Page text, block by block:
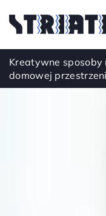
Zdrowotne korzyści
konopnych – mit czy
Kreatywne
domowej przestrzeni
Jak stworzyć
porę roku?